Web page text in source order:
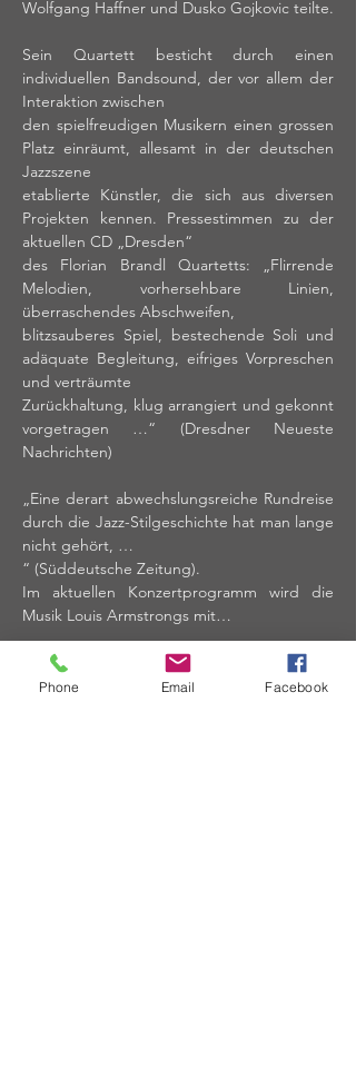
Wolfgang Haffner und Dusko Gojkovic teilte.
Sein Quartett besticht durch einen
individuellen Bandsound, der vor allem der
Interaktion zwischen
den spielfreudigen Musikern einen grossen
Platz einräumt, allesamt in der deutschen
Jazzszene
etablierte Künstler, die sich aus diversen
Projekten kennen. Pressestimmen zu der
aktuellen CD „Dresden“
des Florian Brandl Quartetts: „Flirrende
Melodien, vorhersehbare Linien,
überraschendes Abschweifen,
blitzsauberes Spiel, bestechende Soli und
adäquate Begleitung, eifriges Vorpreschen
und verträumte
Zurückhaltung, klug arrangiert und gekonnt
vorgetragen …“ (Dresdner Neueste
Nachrichten)
„Eine derart abwechslungsreiche Rundreise
durch die Jazz-Stilgeschichte hat man lange
nicht gehört, …
“ (Süddeutsche Zeitung).
Im aktuellen Konzertprogramm wird die
Musik Louis Armstrongs mit…
Phone Email Facebook